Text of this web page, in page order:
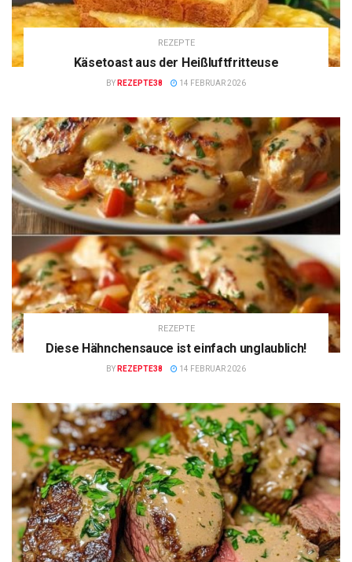
REZEPTE
Käsetoast aus der Heißluftfritteuse
BY REZEPTE38 14 FEBRUAR 2026
REZEPTE
Diese Hähnchensauce ist einfach unglaublich!
BY REZEPTE38 14 FEBRUAR 2026